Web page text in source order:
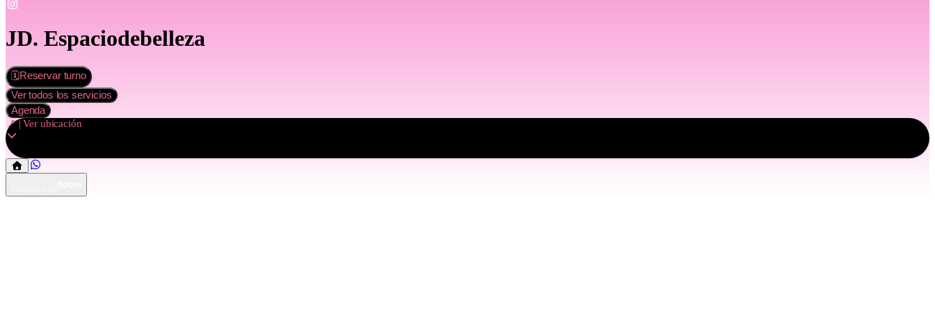
JD. Espaciodebelleza
🗓️Reservar turno
Ver todos los servicios
Agenda
📍 | Ver ubicación